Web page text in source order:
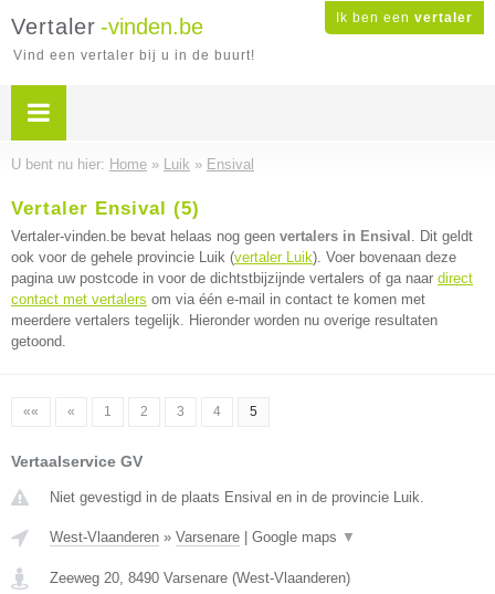
Ik ben een vertaler
Vertaler -vinden.be
Vind een vertaler bij u in de buurt!
U bent nu hier: Home » Luik » Ensival
Vertaler Ensival (5)
Vertaler-vinden.be bevat helaas nog geen vertalers in Ensival . Dit geldt
ook voor de gehele provincie Luik (vertaler Luik). Voer bovenaan deze
pagina uw postcode in voor de dichtstbijzijnde vertalers of ga naar direct
contact met vertalers om via één e-mail in contact te komen met
meerdere vertalers tegelijk. Hieronder worden nu overige resultaten
getoond.
«« « 1 2 3 4 5
Vertaalservice GV
Niet gevestigd in de plaats Ensival en in de provincie Luik.
West-Vlaanderen » Varsenare Google maps ▼
Zeeweg 20, 8490 Varsenare (West-Vlaanderen)